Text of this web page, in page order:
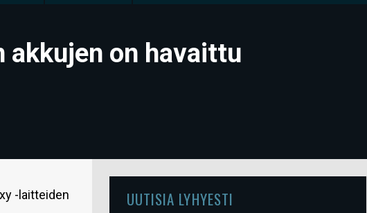
akkujen on havaittu
-laitteiden
UUTISIA LYHYESTI